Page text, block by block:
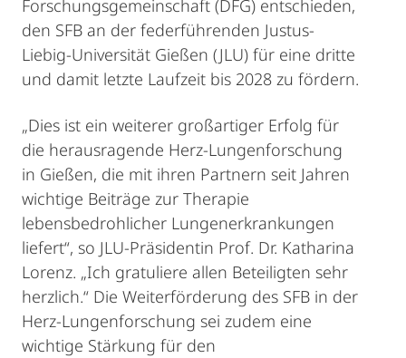
Forschungsgemeinschaft (DFG) entschieden,
den SFB an der federführenden Justus-
Liebig-Universität Gießen (JLU) für eine dritte
und damit letzte Laufzeit bis 2028 zu fördern.
„Dies ist ein weiterer großartiger Erfolg für
die herausragende Herz-Lungenforschung
in Gießen, die mit ihren Partnern seit Jahren
wichtige Beiträge zur Therapie
lebensbedrohlicher Lungenerkrankungen
liefert“, so JLU-Präsidentin Prof. Dr. Katharina
Lorenz. „Ich gratuliere allen Beteiligten sehr
herzlich.“ Die Weiterförderung des SFB in der
Herz-Lungenforschung sei zudem eine
wichtige Stärkung für den